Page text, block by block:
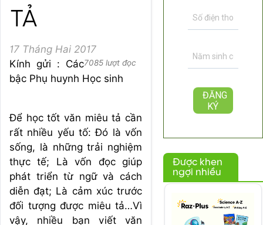
TẢ
17 Tháng Hai 2017
7085 lượt đọc
Kính gửi : Các
bậc Phụ huynh Học sinh
Để học tốt văn miêu tả cần
rất nhiều yếu tố: Đó là vốn
sống, là những trải nghiệm
thực tế; Là vốn đọc giúp
phát triển từ ngữ và cách
diễn đạt; Là cảm xúc trước
đối tượng được miêu tả…Vì
vậy, nhiều bạn viết văn
Được khen
ngợi nhiều